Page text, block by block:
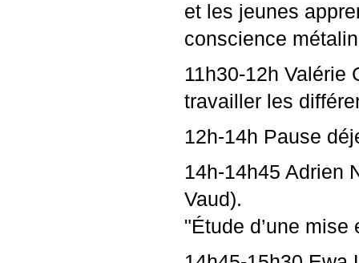
et les jeunes
conscience
11h30-12h Valérie
travailler les
12h-14h Pause
14h-14h45 Adrien
Vaud).
"Étude d’une mise